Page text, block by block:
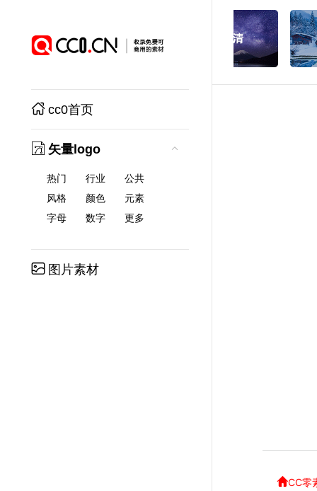
cc0首页
矢量logo
热门 行业
公共
风格
颜色
元素
字母
数字 更多
图片素材
CC零